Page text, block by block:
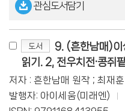
관심도서담기
도서
9. (흔한남매)이
읽기. 2, 전우치전·콩쥐
저자 : 흔한남매 원작 ; 최재
발행자: 아이세움(미래엔)